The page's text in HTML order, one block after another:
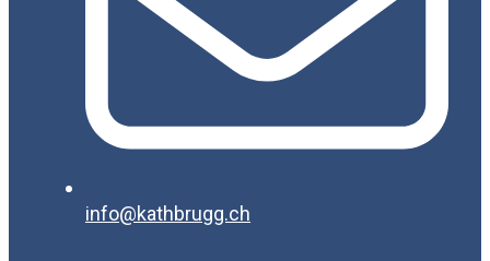
info@kathbrugg.ch